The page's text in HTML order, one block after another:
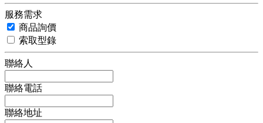
服務需求
商品詢價
索取型錄
聯絡人
聯絡電話
聯絡地址